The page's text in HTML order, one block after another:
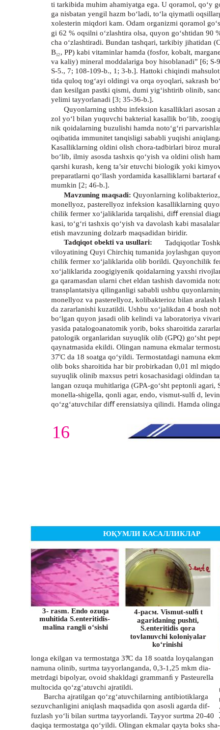
16
ti tarkibida muhim ahamiyatga ega. U qoramol, qo‘y
ga nisbatan yengil hazm bo‘ladi, to‘la qiymatli
xolesterin miqdori kam. Odam organizmi qoramol
gi 62 % oqsilni o‘zlashtira olsa, quyon go‘shtidan 90
cha o‘zlashtiradi. Bundan tashqari, tarkibiy jihatidan
B12 , PP) kabi vitaminlar hamda (fosfor, kobalt,
va kaliy) mineral moddalariga boy hisoblanadi” [6; S-
S-5., 7; 108-109-b., 1; 3-b.]. Hattoki chiqindi
tida quloq tog‘ayi oldingi va orqa oyoqlari, sakrash
dan kesilgan pastki qismi, dumi yig‘ishtirib olinib,
yelimi tayyorlanadi [3; 35-36-b.].
Quyonlarning ushbu infeksion kasalliklari asosan
zol yo‘l bilan yuquvchi bakterial kasallik bo‘lib,
nik qoidalarning buzulishi hamda noto‘g‘ri
oqibatida immunitet tanqisligi sababli yuqishi
Kasalliklarning oldini olish chora-tadbirlari biroz
bo‘lib, ilmiy asosda tashxis qo‘yish va oldini olish
qarshi kurash, keng ta’sir etuvchi biologik yoki
preparatlarni qo‘llash yordamida kasalliklarni bartaraf
mumkin [2; 46-b.].
Mavzuning maqsadi: Quyonlarning
monellyoz, pasterellyoz infeksion kasalliklarning
chilik fermer xo‘jaliklarida tarqalishi, diﬀ erensial
kasi, to‘g‘ri tashxis qo‘yish va davolash kabi
etish mavzuning dolzarb maqsadidan biridir.
Tadqiqot obekti va usullari:
Tadqiqotlar
viloyatining Quyi Chirchiq tumanida joylashgan
chilik fermer xo‘jaliklarida olib borildi. Quyonchilik
xo‘jaliklarida zoogigiyenik qoidalarning yaxshi
ga qaramasdan ularni chet eldan tashish davomida
transplantatsiya qilinganligi sababli ushbu
monellyoz va pasterellyoz, kolibakterioz bilan aralash
da zararlanishi kuzatildi. Ushbu xo‘jalikdan 4 bosh
bo‘lgan quyon jasadi olib kelindi va laboratoriya
yasida patalogoanatomik yorib, boks sharoitida
patologik organlaridan suyuqlik olib (GPQ) go‘sht
qaynatmasida ekildi. Olingan namuna ekmalar
37oC da 18 soatga qo‘yildi. Termostatdagi namuna
olib boks sharoitida har bir probirkadan 0,01 ml
suyuqlik olinib maxsus petri kosachasidagi oldindan
langan ozuqa muhitlariga (GPA-go‘sht peptonli agari,
monella-shigella, qonli agar, endo, vismut-sulﬁ d,
qo‘zg‘atuvchilar diﬀ erensiatsiya qilindi. Hamda
ЮҚУМЛИ КАСАЛЛИКЛАР
longa ekilgan va termostatga 37
oC da 18 soatda loyqalangan
namuna olinib, surtma tayyorlanganda, 0,3-1,25 mkm dia-
metrdagi bipolyar, ovoid shakldagi grammanﬁ y Pasteurella
multocida qo‘zg‘atuvchi ajratildi.
Barcha ajratilgan qo‘zg‘atuvchilarning antibiotiklarga
sezuvchanligini aniqlash maqsadida qon asosli agarda dif-
fuzlash yo‘li bilan surtma tayyorlandi. Tayyor surtma 20-40
daqiqa termostatga qo‘yildi. Olingan ekmalar qayta boks sha-
3- rasm. Endo ozuqa
muhitida S.enteritidis-
malina rangli o‘sishi
4-расм. Vismut-sulﬁ t
agaridaning pushti,
S.enteritidis qora
tovlanuvchi koloniyalar
ko‘rinishi